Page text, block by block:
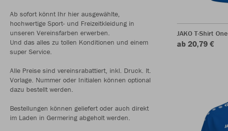
Ab sofort könnt Ihr hier ausgewählte,
hochwertige Sport- und Freizeitkleidung in
unseren Vereinsfarben erwerben.
Und das alles zu tollen Konditionen und einem
super Service.
Alle Preise sind vereinsrabattiert, inkl. Druck. lt.
Vorlage. Nummer oder Initialen können optional
dazu bestellt werden.
Bestellungen können geliefert oder auch direkt
im Laden in Germering abgeholt werden.
JAKO T-Shirt One
ab 20,79 €